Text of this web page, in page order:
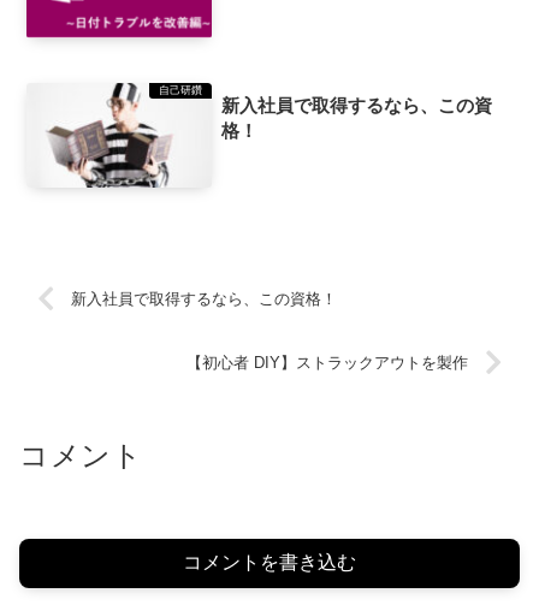
自己研鑽
新入社員で取得するなら、この資
格！
新入社員で取得するなら、この資格！
【初心者 DIY】ストラックアウトを製作
コメント
コメントを書き込む